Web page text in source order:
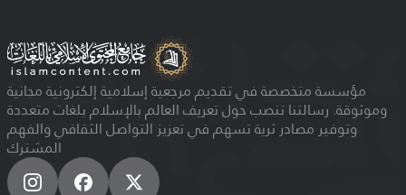
مؤسسة متخصصة في تقديم مرجعية إسلامية إلكترونية مجانية
وموثوقة. رسالتنا تنصب حول تعريف العالم بالإسلام بلغات متعددة
وتوفير مصادر ثرية تسهم في تعزيز التواصل الثقافي والفهم
المشترك